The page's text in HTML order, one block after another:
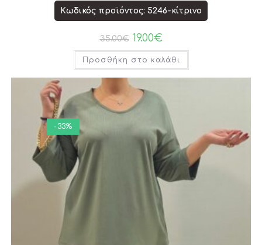
Κωδικός προϊόντος: 5246-κίτρινο
35.00€ 19.00€
Προσθήκη στο καλάθι
-33%